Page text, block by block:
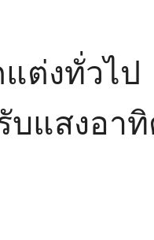
ต่งทั่วไป
บแสงอา